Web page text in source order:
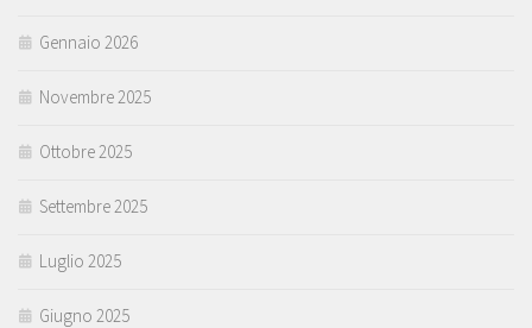
Gennaio 2026
Novembre 2025
Ottobre 2025
Settembre 2025
Luglio 2025
Giugno 2025